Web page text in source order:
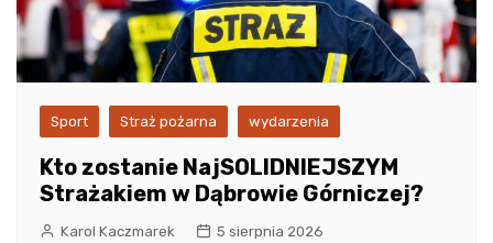
Sport Straż pożarna wydarzenia
Kto zostanie NajSOLIDNIEJSZYM
Strażakiem w Dąbrowie Górniczej?
Karol Kaczmarek 5 sierpnia 2026